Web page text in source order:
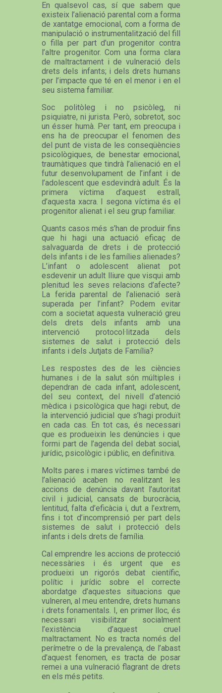
En qualsevol cas, sí que sabem que
existeix l’alienació parental com a forma
de xantatge emocional, com a forma de
manipulació o instrumentalització del fill
o filla per part d’un progenitor contra
l’altre progenitor. Com una forma clara
de maltractament i de vulneració dels
drets dels infants; i dels drets humans
per l’impacte que té en el menor i en el
seu sistema familiar.
Soc politòleg i no psicòleg, ni
psiquiatre, ni jurista. Però, sobretot, soc
un ésser humà. Per tant, em preocupa i
ens ha de preocupar el fenomen des
del punt de vista de les conseqüències
psicològiques, de benestar emocional,
traumàtiques que tindrà l’alienació en el
futur desenvolupament de l’infant i de
l’adolescent que esdevindrà adult. És la
primera víctima d’aquest estrall,
d’aquesta xacra. I segona víctima és el
progenitor alienat i el seu grup familiar.
Quants casos més s’han de produir fins
que hi hagi una actuació eficaç de
salvaguarda de drets i de protecció
dels infants i de les famílies alienades?
L’infant o adolescent alienat pot
esdevenir un adult lliure que visqui amb
plenitud les seves relacions d’afecte?
La ferida parental de l’alienació serà
superada per l’infant? Podem evitar
com a societat aquesta vulneració greu
dels drets dels infants amb una
intervenció protocol·litzada dels
sistemes de salut i protecció dels
infants i dels Jutjats de Família?
Les respostes des de les ciències
humanes i de la salut són múltiples i
dependran de cada infant, adolescent,
del seu context, del nivell d’atenció
mèdica i psicològica que hagi rebut, de
la intervenció judicial que s’hagi produït
en cada cas. En tot cas, és necessari
que es produeixin les denúncies i que
formi part de l’agenda del debat social,
jurídic, psicològic i públic, en definitiva.
Molts pares i mares víctimes també de
l’alienació acaben no realitzant les
accions de denúncia davant l’autoritat
civil i judicial, cansats de burocràcia,
lentitud, falta d’eficàcia i, dut a l’extrem,
fins i tot d’incomprensió per part dels
sistemes de salut i protecció dels
infants i dels drets de família.
Cal emprendre les accions de protecció
necessàries i és urgent que es
produeixi un rigorós debat científic,
polític i jurídic sobre el correcte
abordatge d’aquestes situacions que
vulneren, al meu entendre, drets humans
i drets fonamentals. I, en primer lloc, és
necessari visibilitzar socialment
l’existència d’aquest cruel
maltractament. No es tracta només del
perímetre o de la prevalença, de l’abast
d’aquest fenomen, es tracta de posar
remei a una vulneració flagrant de drets
en els més petits.